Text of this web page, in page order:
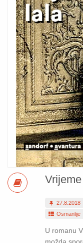
27.8.2018
Osmanlije
U romanu